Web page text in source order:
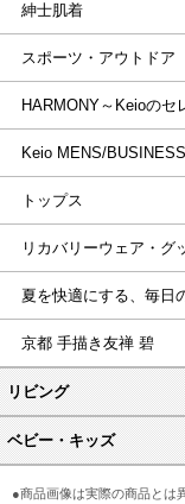
紳士肌着
スポーツ・アウトドア
HARMONY～Keioのセ
Keio MENS/
トップス
リカバリーウェア・グ
夏を快適にする、毎日
京都 手描き友禅 碧
リビング
ベビー・キッズ
●商品画像は実際の商品とは